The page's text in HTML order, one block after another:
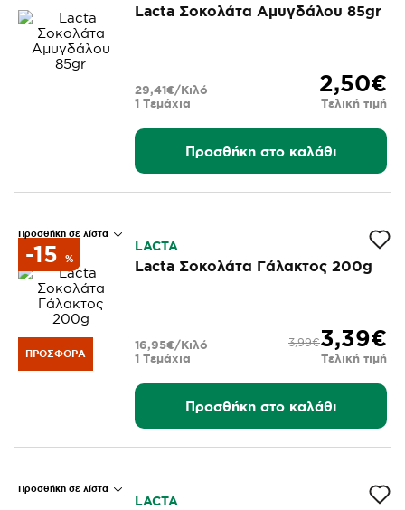
Lacta Σοκολάτα Αμυγδάλου 85gr
2,50€
Τελική τιμή
1 Τεμάχια
29,41€/Κιλό
Προσθήκη στο καλάθι
Προσθήκη σε λίστα
ΠΡΟΣΦΟΡΆ
-15 %
LACTA
Lacta Σοκολάτα Γάλακτος 200g
3,39€
3,99€
Τελική τιμή
1 Τεμάχια
16,95€/Κιλό
Προσθήκη στο καλάθι
Προσθήκη σε λίστα
LACTA